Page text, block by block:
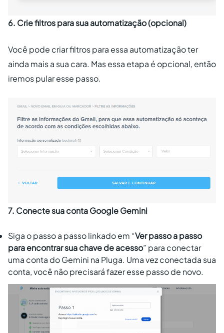
6. Crie filtros para sua automatização (opcional)
Você pode criar filtros para essa automatização ter
ainda mais a sua cara. Mas essa etapa é opcional, então
iremos pular esse passo.
7. Conecte sua conta Google Gemini
Siga o passo a passo linkado em “Ver passo a passo
para encontrar sua chave de acesso” para conectar
uma conta do Gemini na Pluga. Uma vez conectada sua
conta, você não precisará fazer esse passo de novo.